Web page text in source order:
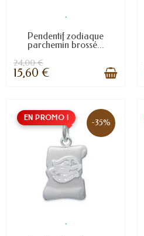
.
Pendentif zodiaque
parchemin brossé...
24,00 €
15,60 €
EN PROMO ! -35%
.